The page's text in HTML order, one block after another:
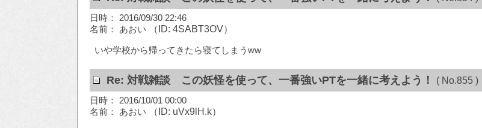
日時： 2016/09/30 22:46
名前： あおい
（ID: 4SABT3OV）
いや学校から帰ってきたら寝てしまうww
Re: 対戦雑談 この妖怪を使って、一番強いPTを一緒に考えよう！
( No.855 )
日時： 2016/10/01 00:00
名前： あおい
（ID: uVx9lH.k）